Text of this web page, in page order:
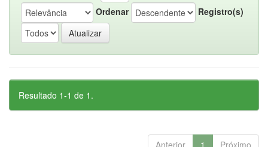
Ordenar
Registro(s)
Resultado 1-1 de 1.
Anterior 1 Próximo